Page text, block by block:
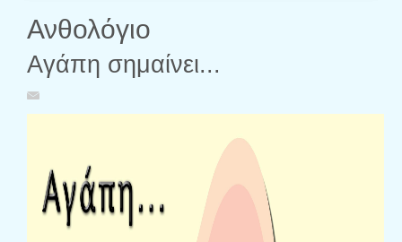
Ανθολόγιο
Αγάπη σημαίνει...